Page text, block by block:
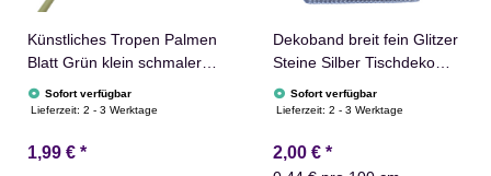
Künstliches Tropen Palmen
Blatt Grün klein schmaler
stiel seiden
Philodendronblatt
Sofort verfügbar
Lieferzeit:2 - 3 Werktage
1,99 € *
Dekoband breit fein Glitzer
Steine Silber Tischdeko
elegant 4,5x4cm
Sofort verfügbar
Lieferzeit:2 - 3 Werktage
2,00 € *